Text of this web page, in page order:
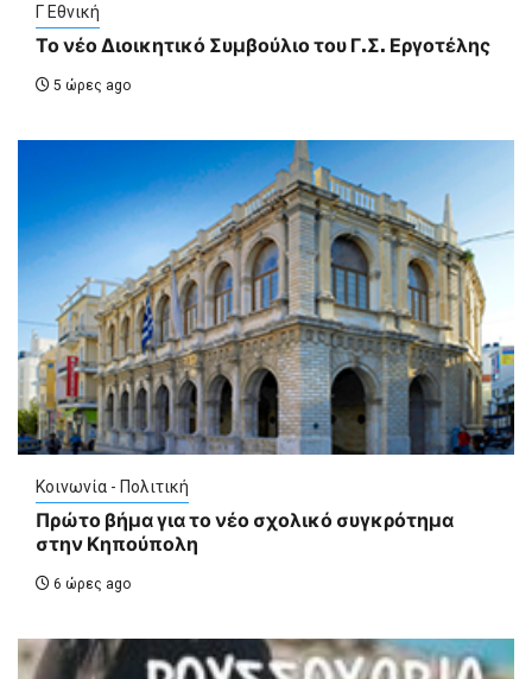
Γ Εθνική
Το νέο Διοικητικό Συμβούλιο του Γ.Σ. Εργοτέλης
5 ώρες ago
Κοινωνία - Πολιτική
Πρώτο βήμα για το νέο σχολικό συγκρότημα
στην Κηπούπολη
6 ώρες ago